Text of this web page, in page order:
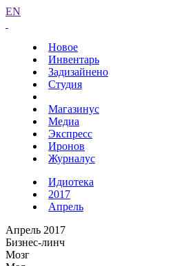
EN
Новое
Инвентарь
Задизайнено
Студия
Магазинус
Медиа
Экспресс
Иронов
Журналус
Идиотека
2017
Апрель
Апрель 2017
Бизнес-линч
Мозг